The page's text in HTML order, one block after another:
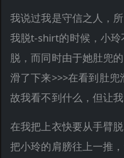
我说过我是守信之人，
我脱t-shirt的时候，小
脱，而同时由于她肚兜
滑了下来>>>在看到肚
故我看不到什么，但让
在我把上衣快要从手臂
把小玲的肩膀往上一推